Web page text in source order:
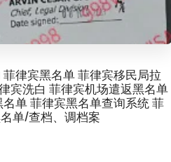
律宾黑名单 菲律宾移民局拉
宾洗白 菲律宾机场遣返黑名单
单 菲律宾黑名单查询系统 菲
单/查档、调档案